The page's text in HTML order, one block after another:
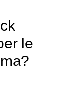
le